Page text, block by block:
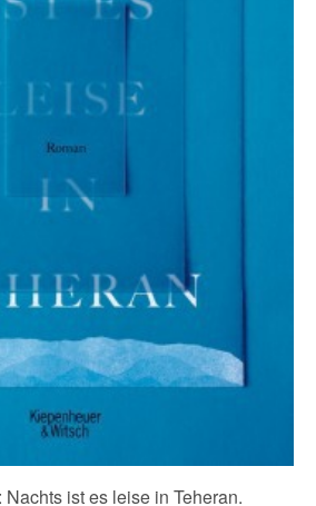
ist es leise in Teheran.